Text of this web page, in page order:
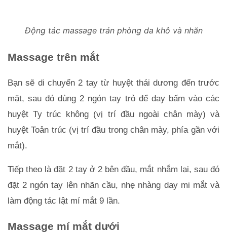
Động tác massage trán phòng da khô và nhăn
Massage trên mắt
Bạn sẽ di chuyển 2 tay từ huyệt thái dương đến trước
mặt, sau đó dùng 2 ngón tay trỏ để day bấm vào các
huyệt Ty trúc không (vị trí đầu ngoài chân mày) và
huyệt Toản trúc (vị trí đầu trong chân mày, phía gần với
mắt).
Tiếp theo là đặt 2 tay ở 2 bên đầu, mắt nhắm lại, sau đó
đặt 2 ngón tay lên nhãn cầu, nhẹ nhàng day mi mắt và
làm động tác lật mí mắt 9 lần.
Massage mí mắt dưới